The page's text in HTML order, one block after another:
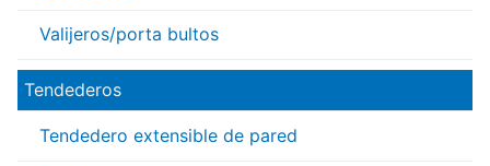
Valijeros/porta bultos
Tendederos
Tendedero extensible de pared